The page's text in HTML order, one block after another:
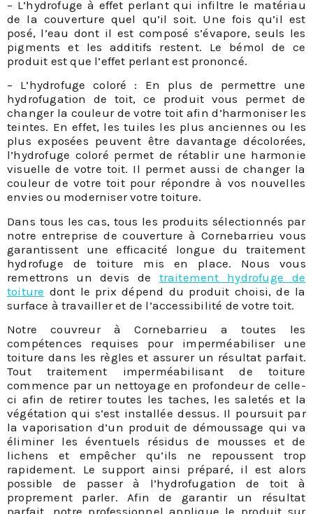
– L’hydrofuge à effet perlant qui infiltre le matériau
de la couverture quel qu’il soit. Une fois qu’il est
posé, l’eau dont il est composé s’évapore, seuls les
pigments et les additifs restent. Le bémol de ce
produit est que l’effet perlant est prononcé.
– L’hydrofuge coloré : En plus de permettre une
hydrofugation de toit, ce produit vous permet de
changer la couleur de votre toit afin d’harmoniser les
teintes. En effet, les tuiles les plus anciennes ou les
plus exposées peuvent être davantage décolorées,
l’hydrofuge coloré permet de rétablir une harmonie
visuelle de votre toit. Il permet aussi de changer la
couleur de votre toit pour répondre à vos nouvelles
envies ou moderniser votre toiture.
Dans tous les cas, tous les produits sélectionnés par
notre entreprise de couverture à Cornebarrieu vous
garantissent une efficacité longue du traitement
hydrofuge de toiture mis en place. Nous vous
remettrons un devis de traitement hydrofuge de
toiture dont le prix dépend du produit choisi, de la
surface à travailler et de l’accessibilité de votre toit.
Notre couvreur à Cornebarrieu a toutes les
compétences requises pour imperméabiliser une
toiture dans les règles et assurer un résultat parfait.
Tout traitement imperméabilisant de toiture
commence par un nettoyage en profondeur de celle-
ci afin de retirer toutes les taches, les saletés et la
végétation qui s’est installée dessus. Il poursuit par
la vaporisation d’un produit de démoussage qui va
éliminer les éventuels résidus de mousses et de
lichens et empêcher qu’ils ne repoussent trop
rapidement. Le support ainsi préparé, il est alors
possible de passer à l’hydrofugation de toit à
proprement parler. Afin de garantir un résultat